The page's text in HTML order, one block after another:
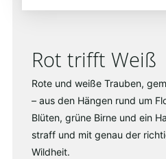
Rot trifft Weiß
Rote und weiße Trauben,
– aus den Hängen rund um
Blüten, grüne Birne und ein
straff und mit genau der
Wildheit.